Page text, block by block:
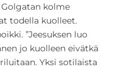
kolme
todella kuolleet.
”Jeesuksen luo
jo kuolleen eivätkä
Yksi sotilaista